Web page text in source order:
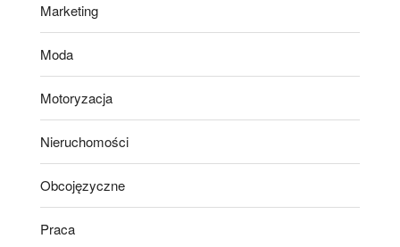
Marketing
Moda
Motoryzacja
Nieruchomości
Obcojęzyczne
Praca